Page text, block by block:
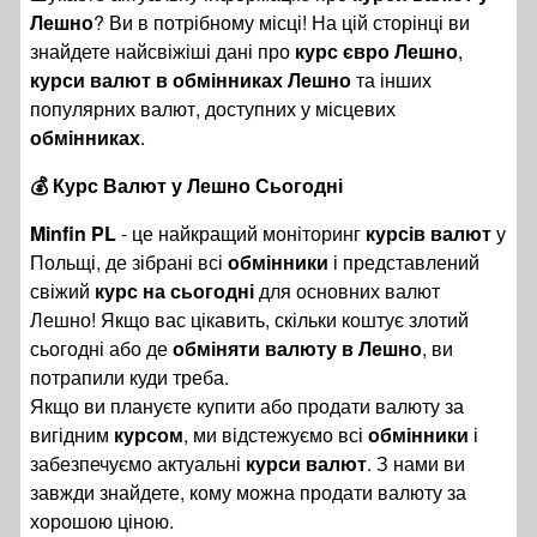
Лешно? Ви в потрібному місці! На цій сторінці ви
знайдете найсвіжіші дані про курс євро Лешно,
курси валют в обмінниках Лешнота інших
популярних валют, доступних у місцевих
обмінниках.
💰 Курс Валют у Лешно Сьогодні
Minfin PL- це найкращий моніторинг курсів валюту
Польщі, де зібрані всі обмінники і представлений
свіжий курс на сьогоднідля основних валют
Лешно! Якщо вас цікавить, скільки коштує злотий
сьогодні або деобміняти валюту в Лешно, ви
потрапили куди треба.
Якщо ви плануєте купити або продати валюту за
вигідним курсом, ми відстежуємо всі обмінники і
забезпечуємо актуальні курси валют. З нами ви
завжди знайдете, кому можна продати валюту за
хорошою ціною.